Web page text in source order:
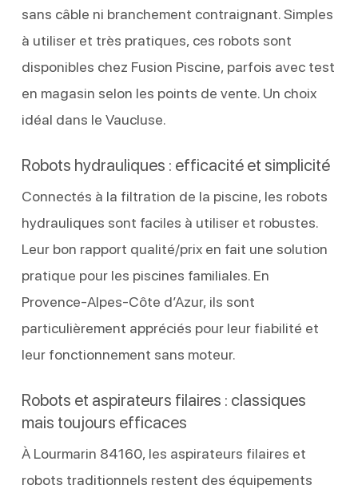
sans câble ni branchement contraignant. Simples
à utiliser et très pratiques, ces robots sont
disponibles chez Fusion Piscine, parfois avec test
en magasin selon les points de vente. Un choix
idéal dans le Vaucluse.
Robots hydrauliques : efficacité et simplicité
Connectés à la filtration de la piscine, les robots
hydrauliques sont faciles à utiliser et robustes.
Leur bon rapport qualité/prix en fait une solution
pratique pour les piscines familiales. En
Provence-Alpes-Côte d’Azur, ils sont
particulièrement appréciés pour leur fiabilité et
leur fonctionnement sans moteur.
Robots et aspirateurs filaires : classiques
mais toujours efficaces
À Lourmarin 84160, les aspirateurs filaires et
robots traditionnels restent des équipements